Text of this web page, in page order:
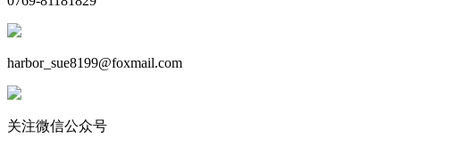
harbor_sue8199@foxmail.com
关注微信公众号